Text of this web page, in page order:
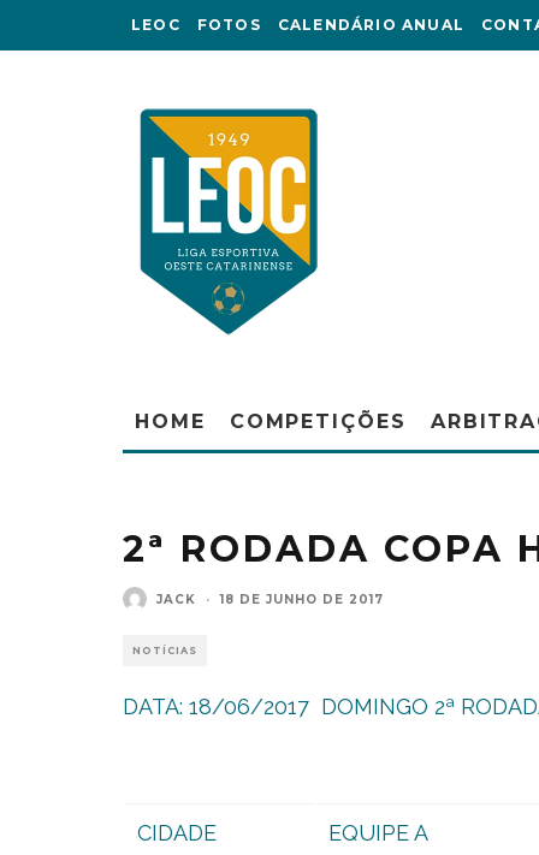
LEOC FOTOS CALENDÁRIO ANUAL
HOME COMPETIÇÕES
2ª RODADA COPA
JACK · 18 DE JUNHO DE 2017
NOTÍCIAS
DATA: 18/06/2017 DOMINGO 2ª
CIDADE EQUIPE A